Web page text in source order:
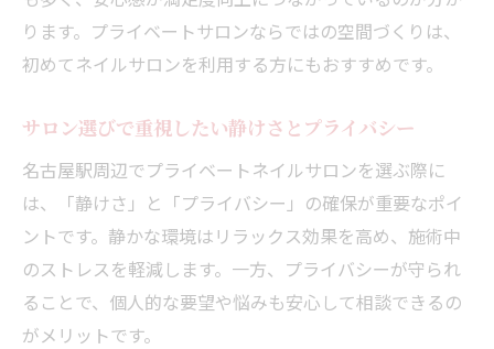
ります。プライベートサロンならではの空間づくりは、
初めてネイルサロンを利用する方にもおすすめです。
サロン選びで重視したい静けさとプライバシー
名古屋駅周辺でプライベートネイルサロンを選ぶ際に
は、「静けさ」と「プライバシー」の確保が重要なポイ
ントです。静かな環境はリラックス効果を高め、施術中
のストレスを軽減します。一方、プライバシーが守られ
ることで、個人的な要望や悩みも安心して相談できるの
がメリットです。